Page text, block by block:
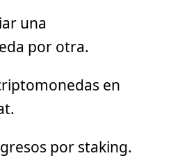
una
por otra.
en
por staking.